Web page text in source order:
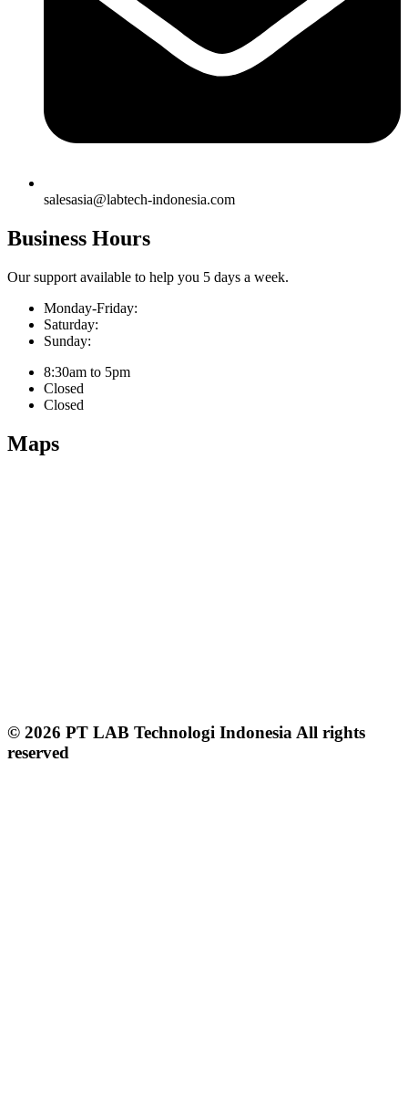
salesasia@labtech-indonesia.com
Business Hours
Our support available to help you 5 days a week.
Monday-Friday:
Saturday:
Sunday:
8:30am to 5pm
Closed
Closed
Maps
© 2026 PT LAB Technologi Indonesia All rights
reserved